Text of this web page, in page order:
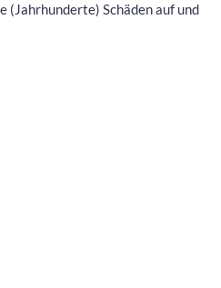
(Jahrhunderte) Schäden auf und